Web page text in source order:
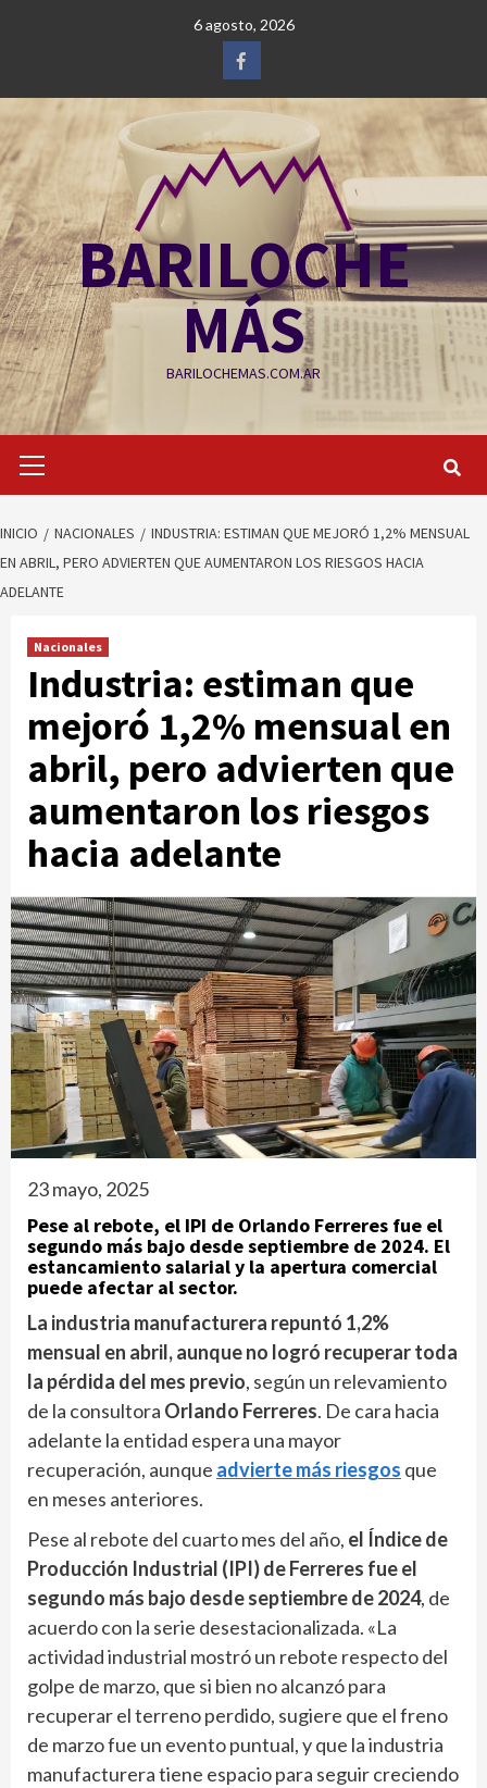
6 agosto, 2026
Facebook
BARILOCHE
MÁS
BARILOCHEMAS.COM.AR
primario
INICIO NACIONALES
INDUSTRIA: ESTIMAN QUE MEJORÓ 1,2% MENSUAL
EN ABRIL, PERO ADVIERTEN QUE AUMENTARON LOS RIESGOS HACIA
ADELANTE
Nacionales
Industria: estiman que
mejoró 1,2% mensual en
abril, pero advierten que
aumentaron los riesgos
hacia adelante
23 mayo, 2025
Pese al rebote, el IPI de Orlando Ferreres fue el
segundo más bajo desde septiembre de 2024. El
estancamiento salarial y la apertura comercial
puede afectar al sector.
La industria manufacturera repuntó 1,2%
mensual en abril, aunque no logró recuperar toda
la pérdida del mes previo, según un relevamiento
de la consultora Orlando Ferreres. De cara hacia
adelante la entidad espera una mayor
recuperación, aunque advierte más riesgos que
en meses anteriores.
Pese al rebote del cuarto mes del año, el Índice de
Producción Industrial (IPI) de Ferreres fue el
segundo más bajo desde septiembre de 2024, de
acuerdo con la serie desestacionalizada. «La
actividad industrial mostró un rebote respecto del
golpe de marzo, que si bien no alcanzó para
recuperar el terreno perdido, sugiere que el freno
de marzo fue un evento puntual, y que la industria
manufacturera tiene espacio para seguir creciendo